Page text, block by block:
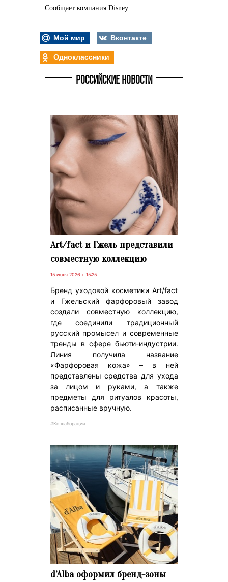
Сообщает компания Disney
Мой мир
Вконтакте
Одноклассники
РОССИЙСКИЕ НОВОСТИ
Art/fact и Гжель представили
совместную коллекцию
15 июля 2026 г. 15:25
Бренд уходовой косметики Art/fact
и Гжельский фарфоровый завод
создали совместную коллекцию,
где соединили традиционный
русский промысел и современные
тренды в сфере бьюти-индустрии.
Линия получила название
«Фарфоровая кожа» – в ней
представлены средства для ухода
за лицом и руками, а также
предметы для ритуалов красоты,
расписанные вручную.
#Коллаборации
d’Alba оформил бренд-зоны